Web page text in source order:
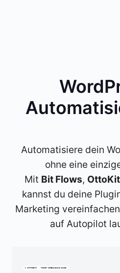
Automatisiere dein
ohne eine
Mit Bit Flows, OttoKit
kannst du deine
Marketing
auf Autopilot